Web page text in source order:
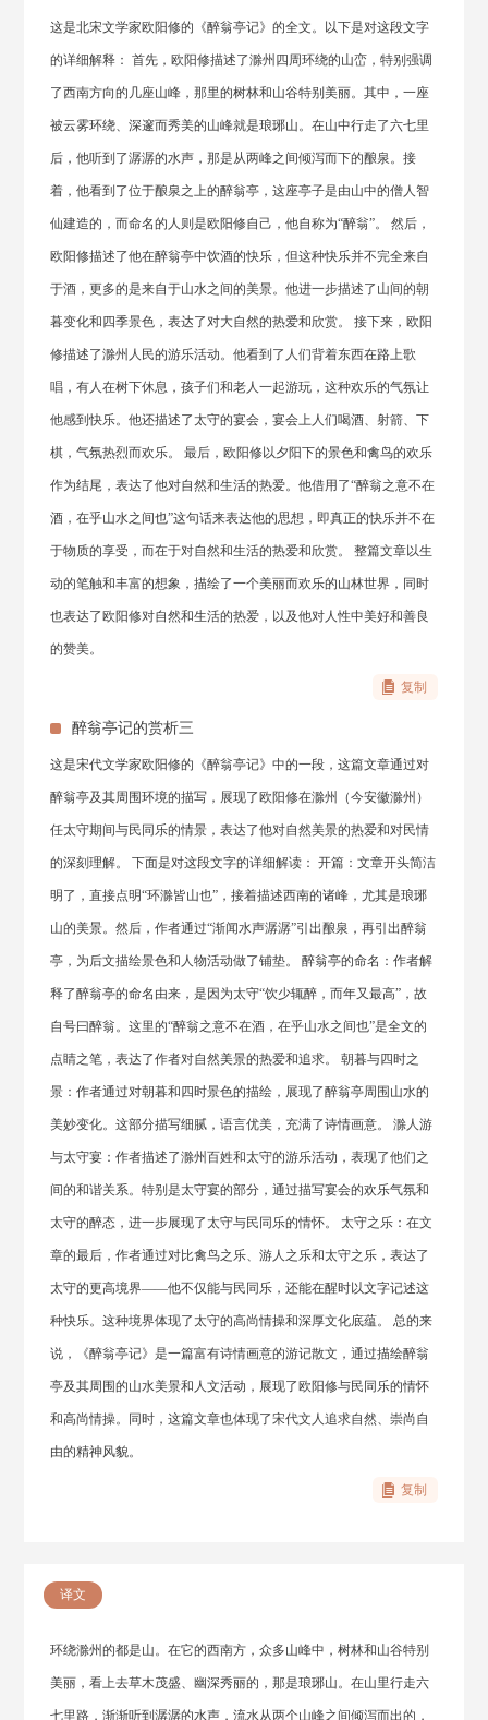
这是北宋文学家欧阳修的《醉翁亭记》的全文。以下是对这段文字
的详细解释： 首先，欧阳修描述了滁州四周环绕的山峦，特别强调
了西南方向的几座山峰，那里的树林和山谷特别美丽。其中，一座
被云雾环绕、深邃而秀美的山峰就是琅琊山。在山中行走了六七里
后，他听到了潺潺的水声，那是从两峰之间倾泻而下的酿泉。接
着，他看到了位于酿泉之上的醉翁亭，这座亭子是由山中的僧人智
仙建造的，而命名的人则是欧阳修自己，他自称为“醉翁”。 然后，
欧阳修描述了他在醉翁亭中饮酒的快乐，但这种快乐并不完全来自
于酒，更多的是来自于山水之间的美景。他进一步描述了山间的朝
暮变化和四季景色，表达了对大自然的热爱和欣赏。 接下来，欧阳
修描述了滁州人民的游乐活动。他看到了人们背着东西在路上歌
唱，有人在树下休息，孩子们和老人一起游玩，这种欢乐的气氛让
他感到快乐。他还描述了太守的宴会，宴会上人们喝酒、射箭、下
棋，气氛热烈而欢乐。 最后，欧阳修以夕阳下的景色和禽鸟的欢乐
作为结尾，表达了他对自然和生活的热爱。他借用了“醉翁之意不在
酒，在乎山水之间也”这句话来表达他的思想，即真正的快乐并不在
于物质的享受，而在于对自然和生活的热爱和欣赏。 整篇文章以生
动的笔触和丰富的想象，描绘了一个美丽而欢乐的山林世界，同时
也表达了欧阳修对自然和生活的热爱，以及他对人性中美好和善良
的赞美。
复制
醉翁亭记的赏析三
这是宋代文学家欧阳修的《醉翁亭记》中的一段，这篇文章通过对
醉翁亭及其周围环境的描写，展现了欧阳修在滁州（今安徽滁州）
任太守期间与民同乐的情景，表达了他对自然美景的热爱和对民情
的深刻理解。 下面是对这段文字的详细解读： 开篇：文章开头简洁
明了，直接点明“环滁皆山也”，接着描述西南的诸峰，尤其是琅琊
山的美景。然后，作者通过“渐闻水声潺潺”引出酿泉，再引出醉翁
亭，为后文描绘景色和人物活动做了铺垫。 醉翁亭的命名：作者解
释了醉翁亭的命名由来，是因为太守“饮少辄醉，而年又最高”，故
自号曰醉翁。这里的“醉翁之意不在酒，在乎山水之间也”是全文的
点睛之笔，表达了作者对自然美景的热爱和追求。 朝暮与四时之
景：作者通过对朝暮和四时景色的描绘，展现了醉翁亭周围山水的
美妙变化。这部分描写细腻，语言优美，充满了诗情画意。 滁人游
与太守宴：作者描述了滁州百姓和太守的游乐活动，表现了他们之
间的和谐关系。特别是太守宴的部分，通过描写宴会的欢乐气氛和
太守的醉态，进一步展现了太守与民同乐的情怀。 太守之乐：在文
章的最后，作者通过对比禽鸟之乐、游人之乐和太守之乐，表达了
太守的更高境界——他不仅能与民同乐，还能在醒时以文字记述这
种快乐。这种境界体现了太守的高尚情操和深厚文化底蕴。 总的来
说，《醉翁亭记》是一篇富有诗情画意的游记散文，通过描绘醉翁
亭及其周围的山水美景和人文活动，展现了欧阳修与民同乐的情怀
和高尚情操。同时，这篇文章也体现了宋代文人追求自然、崇尚自
由的精神风貌。
复制
译文
环绕滁州的都是山。在它的西南方，众多山峰中，树林和山谷特别
美丽，看上去草木茂盛、幽深秀丽的，那是琅琊山。在山里行走六
七里路，渐渐听到潺潺的水声，流水从两个山峰之间倾泻而出的，